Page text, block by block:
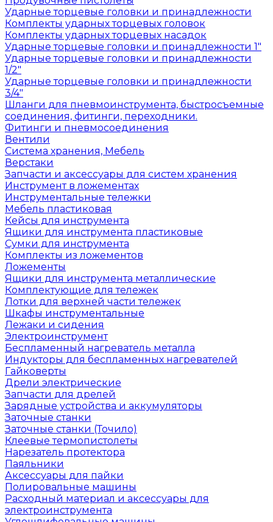
Ударные торцевые головки и принадлежности
Комплекты ударных торцевых головок
Комплекты ударных торцевых насадок
Ударные торцевые головки и принадлежности 1"
Ударные торцевые головки и принадлежности
1/2"
Ударные торцевые головки и принадлежности
3/4"
Шланги для пневмоинструмента, быстросъемные
соединения, фитинги, переходники.
Фитинги и пневмосоединения
Вентили
Система хранения, Мебель
Верстаки
Запчасти и аксессуары для систем хранения
Инструмент в ложементах
Инструментальные тележки
Мебель пластиковая
Кейсы для инструмента
Ящики для инструмента пластиковые
Сумки для инструмента
Комплекты из ложементов
Ложементы
Ящики для инструмента металлические
Комплектующие для тележек
Лотки для верхней части тележек
Шкафы инструментальные
Лежаки и сидения
Электроинструмент
Беспламенный нагреватель металла
Индукторы для беспламенных нагревателей
Гайковерты
Дрели электрические
Запчасти для дрелей
Зарядные устройства и аккумуляторы
Заточные станки
Заточные станки (Точило)
Клеевые термопистолеты
Нарезатель протектора
Паяльники
Аксессуары для пайки
Полировальные машины
Расходный материал и аксессуары для
электроинструмента